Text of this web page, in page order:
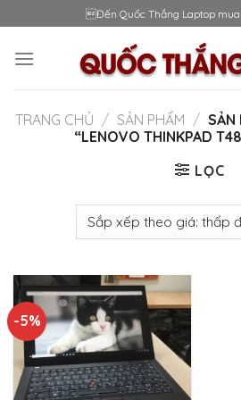
to
content
Đến Quốc Thắng Laptop mua
TRANG CHỦ / SẢN PHẨM / SẢN
“LENOVO THINKPAD
LỌC
-5%